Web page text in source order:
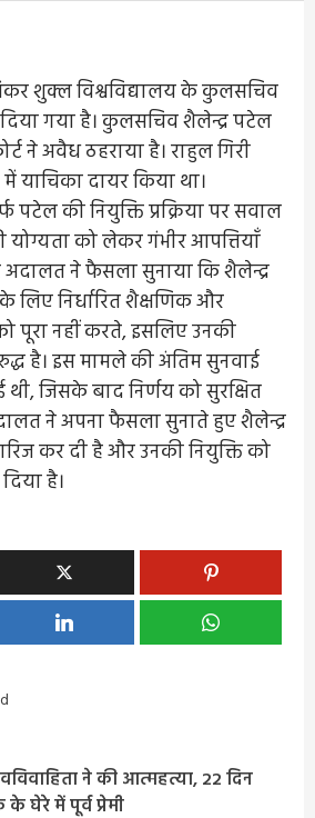
शुक्ल विश्वविद्यालय के कुलसचिव
गया है। कुलसचिव शैलेन्द्र पटेल
ने अवैध ठहराया है। राहुल गिरी
में याचिका दायर किया था।
पटेल की नियुक्ति प्रक्रिया पर सवाल
को लेकर गंभीर आपत्तियाँ
अदालत ने फैसला सुनाया कि शैलेन्द्र
निर्धारित शैक्षणिक और
पूरा नहीं करते, इसलिए उनकी
है। इस मामले की अंतिम सुनवाई
थी, जिसके बाद निर्णय को सुरक्षित
ने अपना फैसला सुनाते हुए शैलेन्द्र
कर दी है और उनकी नियुक्ति को
है।
ने की आत्महत्या, 22 दिन
घेरे में पूर्व प्रेमी